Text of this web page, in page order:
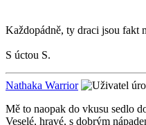
Každopádně, ty draci jsou fakt
S úctou S.
Nathaka Warrior
Mě to naopak do vkusu sedlo
Veselé, hravé, s dobrým